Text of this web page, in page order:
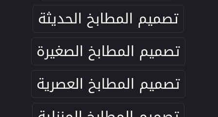
تصميم المطابخ الحديثة
تصميم المطابخ الصغيرة
تصميم المطابخ العصرية